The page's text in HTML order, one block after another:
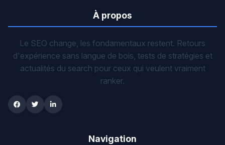
À propos
Le SEO change, les fondamentaux restent. Retours
d'expérience sans langue de bois, tests de stratégies et
actualités du search pour ceux qui veulent vraiment
ranker.
Navigation